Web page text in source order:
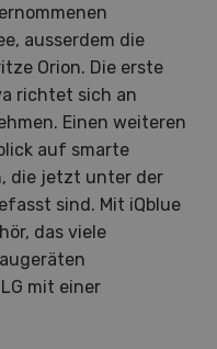
ausserdem die
Orion. Die erste
richtet sich an
Einen weiteren
auf smarte
die jetzt unter der
sind. Mit iQblue
das viele
mit einer